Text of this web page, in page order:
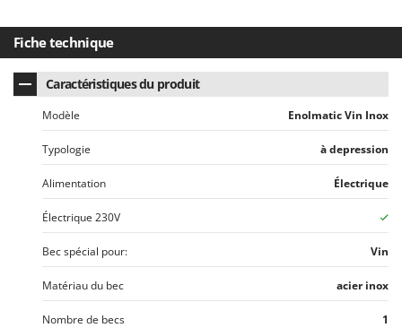
Nilfisk
Ninja
Novatec
Novital
NuAir
NuovaFac
Officine Savioli
Oliviero
Olix
OMA
Fiche technique
Caractéristiques du produit
Modèle Enolmatic Vin Inox
Typologie à depression
Alimentation Électrique
Électrique 230V
Bec spécial pour: Vin
Matériau du bec acier inox
Nombre de becs 1